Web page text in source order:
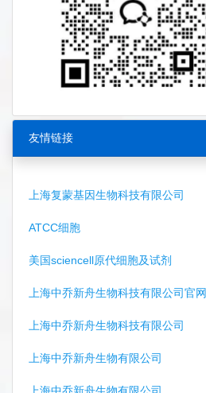
友情链接
上海复蒙基因生物科技有限公司
ATCC细胞
美国sciencell原代细胞及试剂
上海中乔新舟生物科技有限公司官网
上海中乔新舟生物科技有限公司
上海中乔新舟生物有限公司